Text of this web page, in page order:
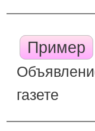
Пример
газете